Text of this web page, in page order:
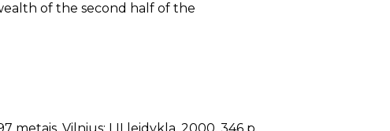
of the second half of the